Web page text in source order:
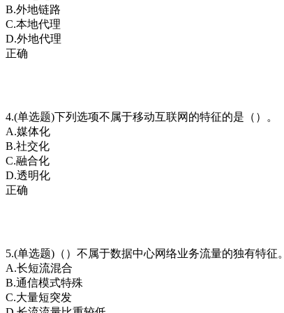
B.外地链路
C.本地代理
D.外地代理
正确
4.(单选题)下列选项不属于移动互联网的特征的是（）。
A.媒体化
B.社交化
C.融合化
D.透明化
正确
5.(单选题)（）不属于数据中心网络业务流量的独有特征。
A.长短流混合
B.通信模式特殊
C.大量短突发